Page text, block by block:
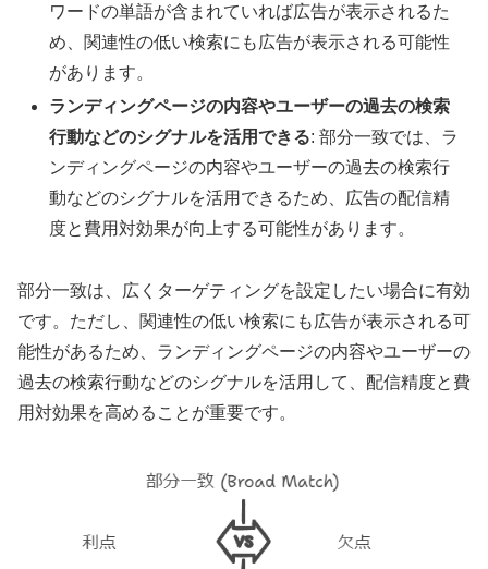
ワードの単語が含まれていれば広告が表示されるた
め、関連性の低い検索にも広告が表示される可能性
があります。
ランディングページの内容やユーザーの過去の検索
行動などのシグナルを活用できる: 部分一致では、ラ
ンディングページの内容やユーザーの過去の検索行
動などのシグナルを活用できるため、広告の配信精
度と費用対効果が向上する可能性があります。
部分一致は、広くターゲティングを設定したい場合に有効
です。ただし、関連性の低い検索にも広告が表示される可
能性があるため、ランディングページの内容やユーザーの
過去の検索行動などのシグナルを活用して、配信精度と費
用対効果を高めることが重要です。